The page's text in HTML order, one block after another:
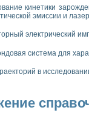
кинетики
эмиссии и
электрический
система для
в